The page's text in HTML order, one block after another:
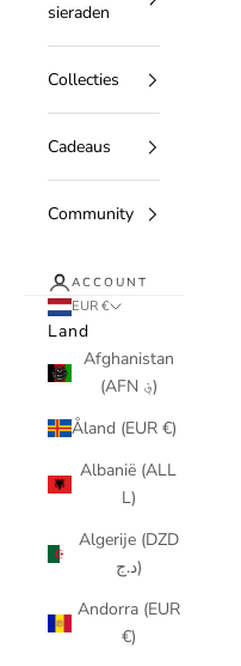
sieraden
Collecties
Cadeaus
Community
ACCOUNT
EUR €
Land
Afghanistan
(AFN ؋)
Åland (EUR €)
Albanië (ALL
L)
Algerije (DZD
د.ج)
Andorra (EUR
€)